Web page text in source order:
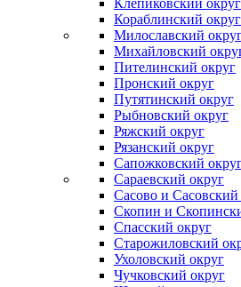
Клепиковский округ
Кораблинский округ
Милославский
Михайловский
Пителинский округ
Пронский округ
Путятинский округ
Рыбновский округ
Ряжский округ
Рязанский округ
Сапожковский
Сараевский округ
Сасово и Сасовский
Скопин и
Спасский округ
Старожиловский
Ухоловский округ
Чучковский округ